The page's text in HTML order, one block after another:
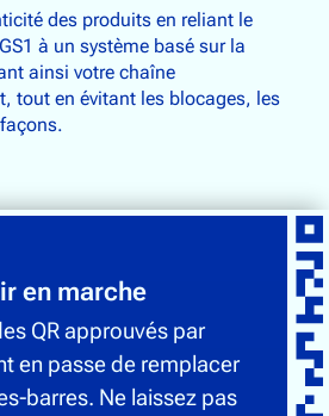
des produits en reliant le
à un système basé sur la
ainsi votre chaîne
tout en évitant les blocages, les
en marche
QR approuvés par
en passe de remplacer
barres. Ne laissez pas